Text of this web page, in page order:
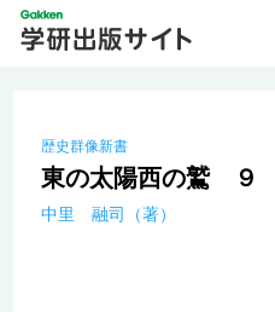
歴史群像新書
東の太陽西の鷲 ９
中里 融司（著）